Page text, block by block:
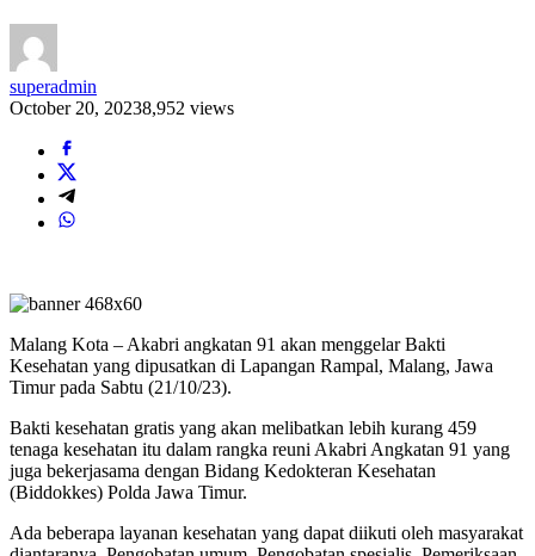
superadmin
October 20, 20238,952 views
Malang Kota – Akabri angkatan 91 akan menggelar Bakti
Kesehatan yang dipusatkan di Lapangan Rampal, Malang, Jawa
Timur pada Sabtu (21/10/23).
Bakti kesehatan gratis yang akan melibatkan lebih kurang 459
tenaga kesehatan itu dalam rangka reuni Akabri Angkatan 91 yang
juga bekerjasama dengan Bidang Kedokteran Kesehatan
(Biddokkes) Polda Jawa Timur.
Ada beberapa layanan kesehatan yang dapat diikuti oleh masyarakat